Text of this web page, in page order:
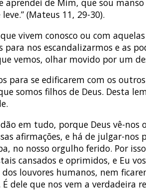
aprendei de Mim, que sou
(Mateus 11, 29-30).
vivem conosco ou com
nos escandalizarmos e as
vemos, olhar movido por um
para se edificarem com os
somos filhos de Deus. Desta
em tudo, porque Deus vê-nos
afirmações, e há de julgar-
no nosso orgulho ferido. Por
cansados e oprimidos, e Eu
louvores humanos, nem
dele que nos vem a verdadeira